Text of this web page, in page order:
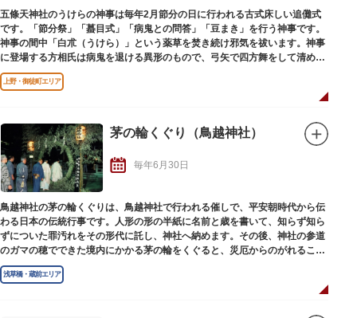
音。かがり火で照らされた幽玄な雰囲気のなか演じられる薪能は、神秘的で
非日常的な世界へ見る者たちを連れて行ってくれます。
五條天神社のうけらの神事は毎年2月節分の日に行われる古式床しい追儺式
です。「節分祭」「蟇目式」「病鬼との問答」「豆まき」を行う神事です。
神事の間中「白朮（うけら）」という薬草を焚き続け邪気を祓います。神事
に登場する方相氏は病鬼を退ける異形のもので、弓矢で四方舞をして清めま
す。この日は「追儺の神札・神矢」の他、1年間を無病健康に過ごせると言
われる「うけら餅」や「鬼討ち豆・追儺の絵馬」が受けられます。
上野・御徒町エリア
茅の輪くぐり（鳥越神社）
毎年6月30日
鳥越神社の茅の輪くぐりは、鳥越神社で行われる催しで、平安朝時代から伝
わる日本の伝統行事です。人形の形の半紙に名前と歳を書いて、知らず知ら
ずについた罪汚れをその形代に託し、神社へ納めます。その後、神社の参道
のガマの穂でできた境内にかかる茅の輪をくぐると、災厄からのがれること
ができ、福徳があるといわれています。
浅草橋・蔵前エリア